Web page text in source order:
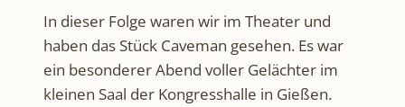
In dieser Folge waren wir im Theater und
haben das Stück Caveman gesehen. Es war
ein besonderer Abend voller Gelächter im
kleinen Saal der Kongresshalle in Gießen.